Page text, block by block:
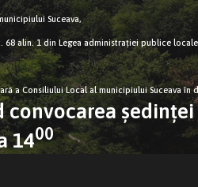
Suceava,
68 alin. 1 din Legea administraţiei publice
a Consiliului Local al municipiului Suceava
convocarea
1400